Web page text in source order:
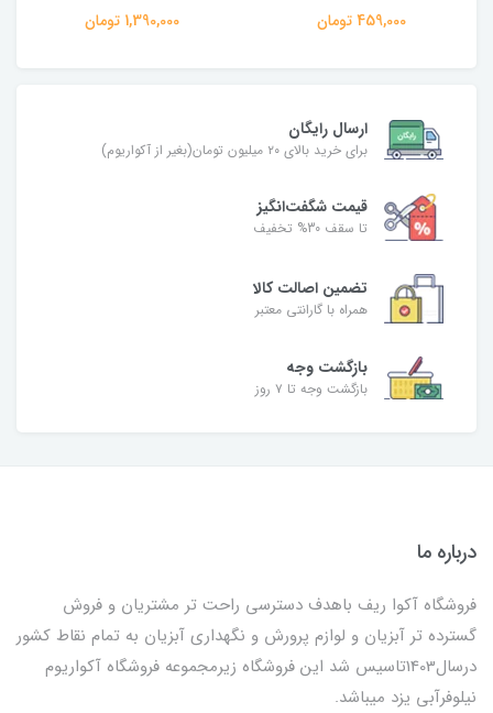
459,000 تومان 1,390,000 تومان
ارسال رایگان
برای خرید بالای ۲۰ میلیون تومان(بغیر از آکواریوم)
قیمت شگفت‌انگیز
تا سقف 30% تخفیف
تضمین اصالت کالا
همراه با گارانتی معتبر
بازگشت وجه
بازگشت وجه تا ۷ روز
درباره ما
فروشگاه آکوا ریف باهدف دسترسی راحت تر مشتریان و فروش
گسترده تر آبزیان و لوازم پرورش و نگهداری آبزیان به تمام نقاط کشور
درسال1403تاسیس شد این فروشگاه زیرمجموعه فروشگاه آکواریوم
نیلوفرآبی یزد میباشد.